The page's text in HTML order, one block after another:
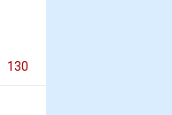
130